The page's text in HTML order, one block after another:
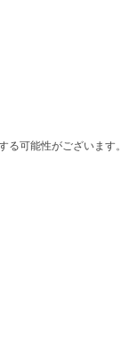
可能性がございます。